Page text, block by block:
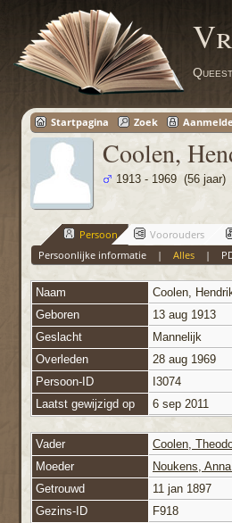
Startpagina Zoek
Coolen,
1913 - 1969 (56 jaar)
Persoon Voorouders
Persoonlijke informatie| Alles|
Naam Coolen,
Geboren
13 aug 1913
Geslacht
Mannelijk
Overleden
28 aug 1969
Persoon-ID
I3074
Laatst gewijzigd op
6 sep 2011
Vader Coolen,
Moeder
Noukens,
Getrouwd
11 jan 1897
Gezins-ID
F918